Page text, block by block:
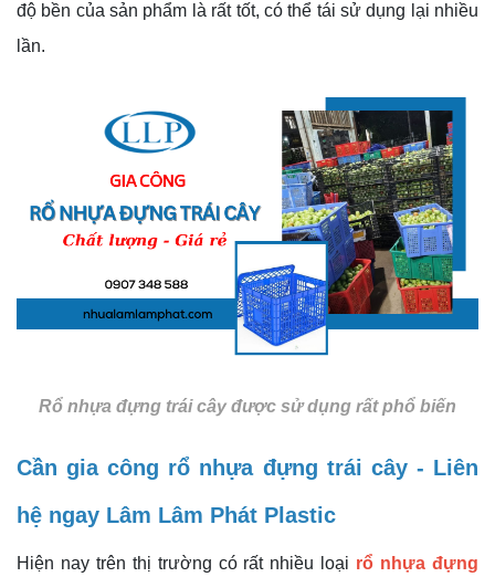
độ bền của sản phẩm là rất tốt, có thể tái sử dụng lại nhiều
lần.
Rổ nhựa đựng trái cây được sử dụng rất phổ biến
Cần gia công rổ nhựa đựng trái cây - Liên
hệ ngay Lâm Lâm Phát Plastic
Hiện nay trên thị trường có rất nhiều loại rổ nhựa đựng